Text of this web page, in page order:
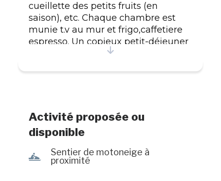
cueillette des petits fruits (en
saison), etc. Chaque chambre est
munie t.v au mur et frigo,caffetiere
espresso. Un copieux petit-déjeuner
avec machine a caffe
air est à l'honneur, telles que le ski
de fond, la raquette et la motoneige.
#CITQ : 210195
Activité proposée ou
disponible
n
Sentier de motoneige à
proximité